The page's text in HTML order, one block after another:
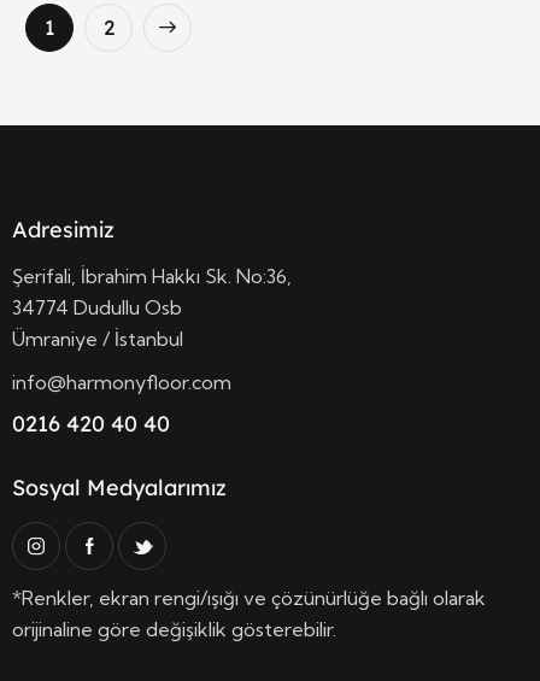
1 2
→
Adresimiz
Şerifali, İbrahim Hakkı Sk. No:36,
34774 Dudullu Osb
Ümraniye / İstanbul
info@harmonyfloor.com
0216 420 40 40
Sosyal Medyalarımız
*Renkler, ekran rengi/ışığı ve çözünürlüğe bağlı olarak
orijinaline göre değişiklik gösterebilir.